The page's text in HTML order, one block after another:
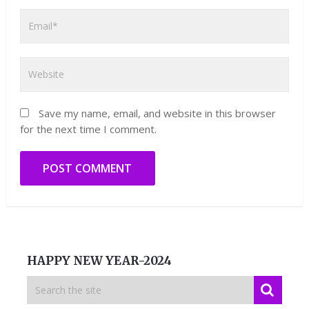
Save my name, email, and website in this browser
for the next time I comment.
HAPPY NEW YEAR-2024